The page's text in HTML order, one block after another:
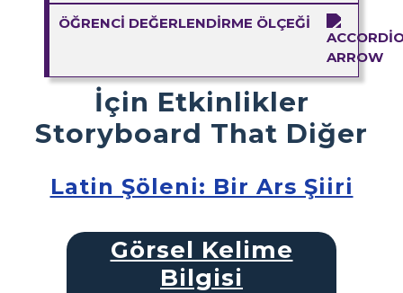
ÖĞRENCI DEĞERLENDIRME ÖLÇEĞI
İçin Etkinlikler
Storyboard That Diğer
Latin Şöleni: Bir Ars Şiiri
Görsel Kelime
Bilgisi